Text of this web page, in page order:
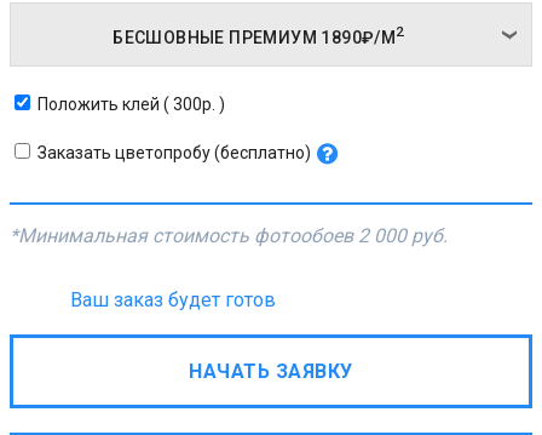
БЕСШОВНЫЕ ПРЕМИУМ 1890₽/М 2
Положить клей ( 300р. )
Заказать цветопробу (бесплатно)
*Минимальная стоимость фотообоев 2 000 руб.
Ваш заказ будет готов
НАЧАТЬ ЗАЯВКУ